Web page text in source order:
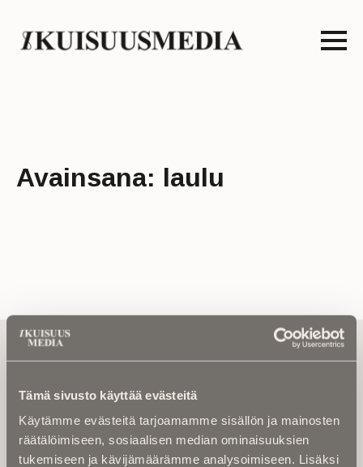
Tämä sivusto käyttää evästeitä
Käytämme evästeitä tarjoamamme sisällön ja mainosten
räätälöimiseen, sosiaalisen median ominaisuuksien
tukemiseen ja kävijämäärämme analysoimiseen. Lisäksi
Avainsana: laulu
Tilaa uutiskirje - Pääset heti parhaiden
artikkelien pariin!
Kirjoita alle sähköpostiosoitteesi niin saat kaksi kertaa
etteivät kiinnostavat artikkelit jää huomaamatta.
Uutiskirje on maksuton eikä se velvoita mihinkään.